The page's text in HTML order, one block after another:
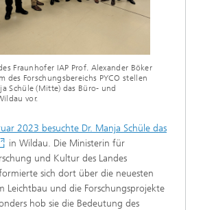
Fraunhofer IAP Prof. Alexander Böker
des Forschungsbereichs PYCO stellen
Schüle (Mitte) das Büro- und
vor.
2023 besuchte Dr. Manja Schüle das
in Wildau. Die Ministerin für
und Kultur des Landes
sich dort über die neuesten
Leichtbau und die Forschungsprojekte
hob sie die Bedeutung des